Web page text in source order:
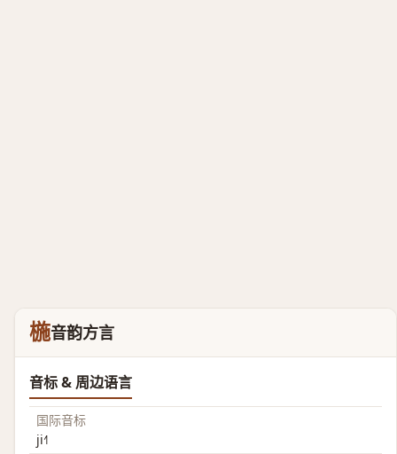
椸音韵方言
音标 & 周边语言
国际音标
ji˧˥